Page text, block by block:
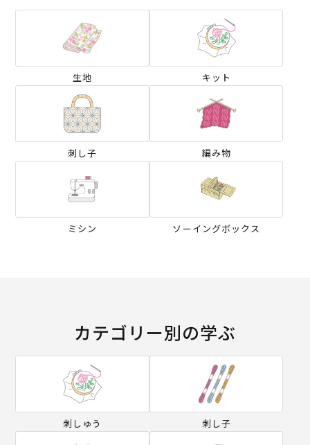
生地 キット
刺し子 編み物
ミシン ソーイングボックス
カテゴリー別の学ぶ
刺しゅう 刺し子